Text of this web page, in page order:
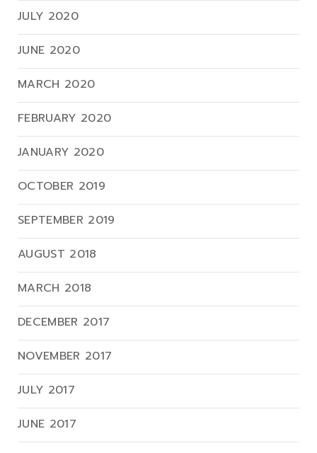
JULY 2020
JUNE 2020
MARCH 2020
FEBRUARY 2020
JANUARY 2020
OCTOBER 2019
SEPTEMBER 2019
AUGUST 2018
MARCH 2018
DECEMBER 2017
NOVEMBER 2017
JULY 2017
JUNE 2017